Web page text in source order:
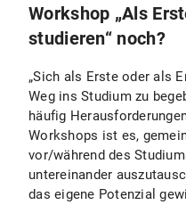
Workshop „Als
studieren“ noch?
„Sich als Erste oder als
Weg ins Studium zu
häufig
Workshops ist es,
vor/während des
untereinander
das eigene Potenzial